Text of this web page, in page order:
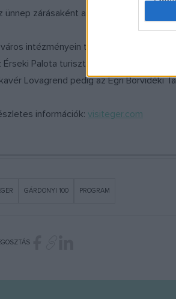
ünnep zárásaként a Gárdonyi Géza
intézményein túl az Egri
Érseki Palota turisztikai
Lovagrend pedig az Egri Borvidéki
információk: visiteger.com
GÁRDONYI 100 PROGRAM